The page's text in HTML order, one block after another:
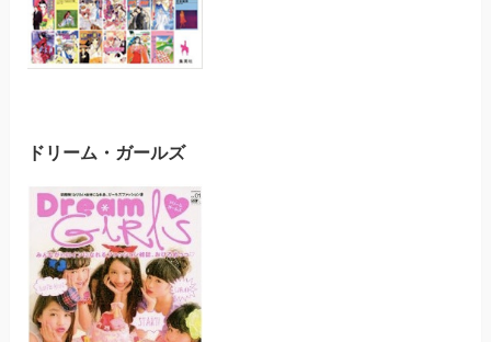
ドリーム・ガールズ